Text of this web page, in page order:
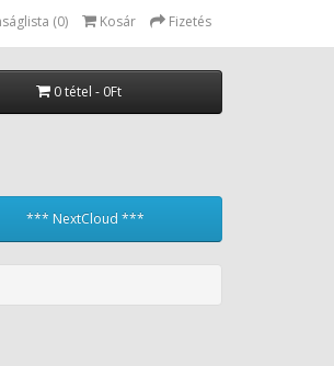
(0) Kosár Fizetés
0 tétel - 0Ft
*** NextCloud ***